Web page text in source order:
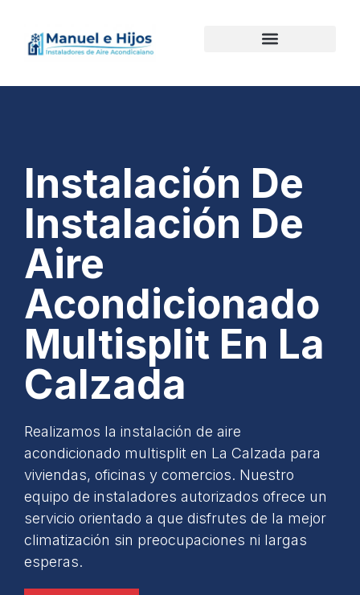
Instalación De
Instalación De
Aire
Acondicionado
Multisplit En La
Calzada
Realizamos la instalación de aire
acondicionado multisplit en La Calzada para
viviendas, oficinas y comercios. Nuestro
equipo de instaladores autorizados ofrece un
servicio orientado a que disfrutes de la mejor
climatización sin preocupaciones ni largas
esperas.